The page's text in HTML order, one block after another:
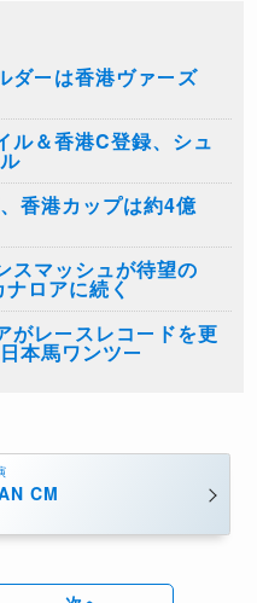
ダーは香港ヴァーズ
ル＆香港C登録、シュ
香港カップは約4億
スマッシュが待望の
ロアに続く
がレースレコードを更
本馬ワンツー
CM